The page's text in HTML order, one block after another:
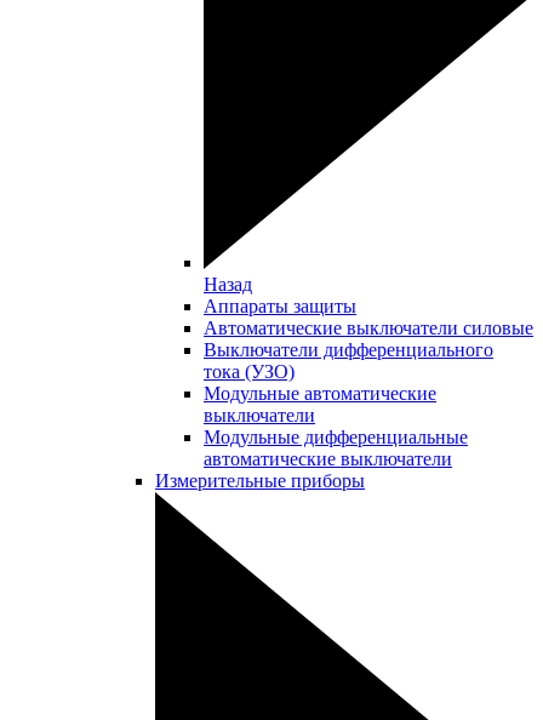
Назад
Аппараты защиты
Автоматические выключатели силовые
Выключатели дифференциального
тока (УЗО)
Модульные автоматические
выключатели
Модульные дифференциальные
автоматические выключатели
Измерительные приборы